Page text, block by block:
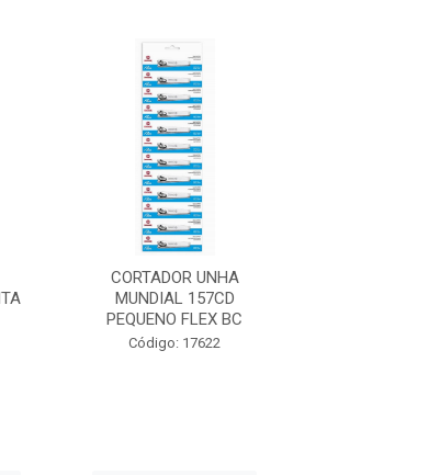
CORTADOR UNHA
MUNDIAL 157CD
PEQUENO FLEX BC
Código: 17622